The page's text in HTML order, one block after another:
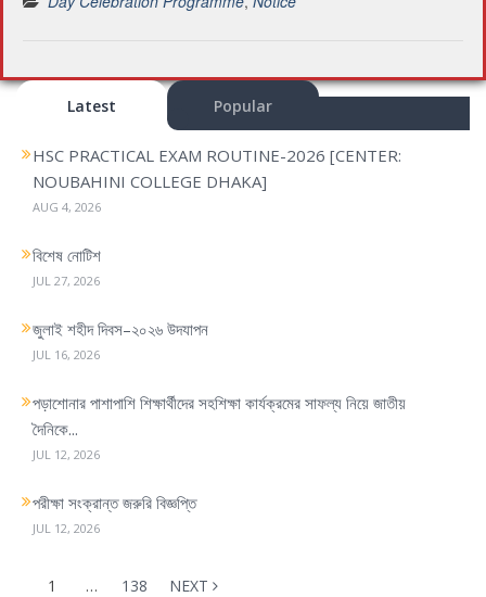
Latest Popular
HSC PRACTICAL EXAM ROUTINE-2026 [CENTER:
NOUBAHINI COLLEGE DHAKA]
AUG 4, 2026
বিশেষ নোটিশ
JUL 27, 2026
জুলাই শহীদ দিবস–২০২৬ উদযাপন
JUL 16, 2026
পড়াশোনার পাশাপাশি শিক্ষার্থীদের সহশিক্ষা কার্যক্রমের সাফল্য নিয়ে জাতীয়
দৈনিকে...
JUL 12, 2026
পরীক্ষা সংক্রান্ত জরুরি বিজ্ঞপ্তি
JUL 12, 2026
1 … 138 NEXT